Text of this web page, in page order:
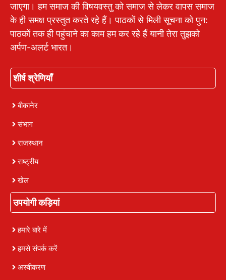
जाएगा। हम समाज की विषयवस्तु को समाज से लेकर वापस समाज
के ही समक्ष प्रस्तुत करते रहे हैं। पाठकों से मिली सूचना को पुन:
पाठकों तक ही पहुंचाने का काम हम कर रहे हैं यानी तेरा तुझको
अर्पण-अलर्ट भारत।
शीर्ष श्रेणियाँ
बीकानेर
संभाग
राजस्थान
राष्ट्रीय
खेल
उपयोगी कड़ियां
हमारे बारे में
हमसे संपर्क करें
अस्वीकरण